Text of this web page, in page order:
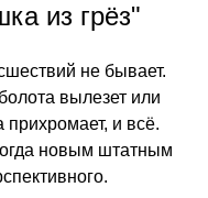
из грёз"
не бывает.
вылезет или
прихромает, и всё.
новым штатным